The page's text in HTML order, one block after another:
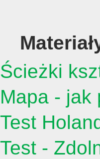
Ścieżki
Mapa - jak
Test
Test -